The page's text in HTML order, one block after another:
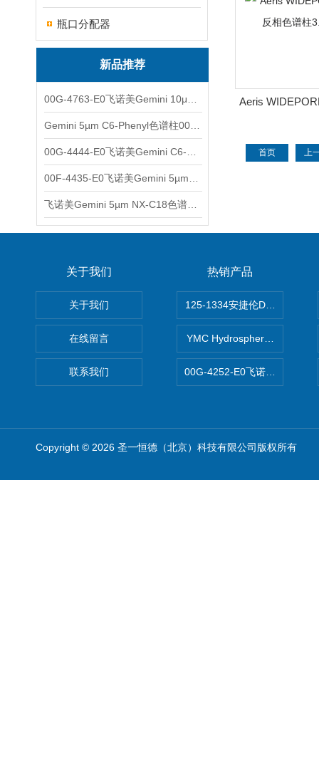
瓶口分配器
新品推荐
Aeris
首页 上
关于我们
关于我们
在线留言
联系我们
热销产品
125-1334安捷伦DB-624色谱
YMC Hydrosphere C18亲水
00G-4252-E0飞诺美Luna
Copyright © 2026 圣一恒德（北京）科技有限公司版权所有